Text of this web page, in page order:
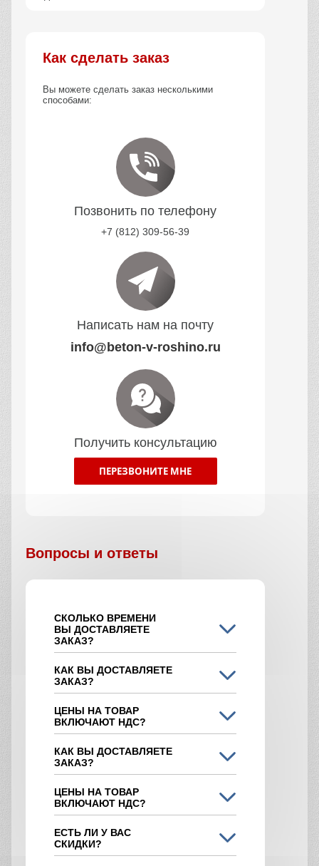
Как сделать заказ
Вы можете сделать заказ несколькими
способами:
Позвонить по телефону
+7 (812) 309-56-39
Написать нам на почту
info@beton-v-roshino.ru
Получить консультацию
ПЕРЕЗВОНИТЕ МНЕ
Вопросы и ответы
СКОЛЬКО ВРЕМЕНИ
ВЫ ДОСТАВЛЯЕТЕ
ЗАКАЗ?
КАК ВЫ ДОСТАВЛЯЕТЕ
ЗАКАЗ?
ЦЕНЫ НА ТОВАР
ВКЛЮЧАЮТ НДС?
КАК ВЫ ДОСТАВЛЯЕТЕ
ЗАКАЗ?
ЦЕНЫ НА ТОВАР
ВКЛЮЧАЮТ НДС?
ЕСТЬ ЛИ У ВАС
СКИДКИ?